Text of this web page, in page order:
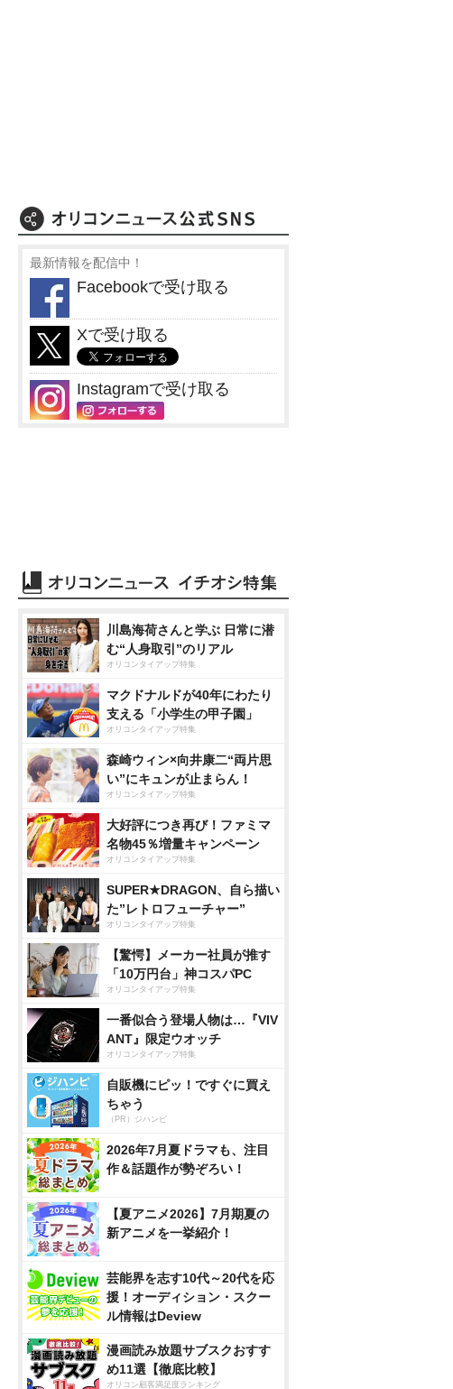
最新情報を配信中！
Facebookで受け取る
Xで受け取る
Instagramで受け取る
川島海荷さんと学ぶ 日常に潜
む“人身取引”のリアル
オリコンタイアップ特集
マクドナルドが40年にわたり
支える「小学生の甲子園」
オリコンタイアップ特集
森崎ウィン×向井康二“両片思
い”にキュンが止まらん！
オリコンタイアップ特集
大好評につき再び！ファミマ
名物45％増量キャンペーン
オリコンタイアップ特集
SUPER★DRAGON、自ら描い
た”レトロフューチャー”
オリコンタイアップ特集
【驚愕】メーカー社員が推す
「10万円台」神コスパPC
オリコンタイアップ特集
一番似合う登場人物は…『VIV
ANT』限定ウオッチ
オリコンタイアップ特集
自販機にピッ！ですぐに買え
ちゃう
（PR）ジハンピ
2026年7月夏ドラマも、注目
作＆話題作が勢ぞろい！
【夏アニメ2026】7月期夏の
新アニメを一挙紹介！
芸能界を志す10代～20代を応
援！オーディション・スクー
ル情報はDeview
漫画読み放題サブスクおすす
め11選【徹底比較】
オリコン顧客満足度ランキング